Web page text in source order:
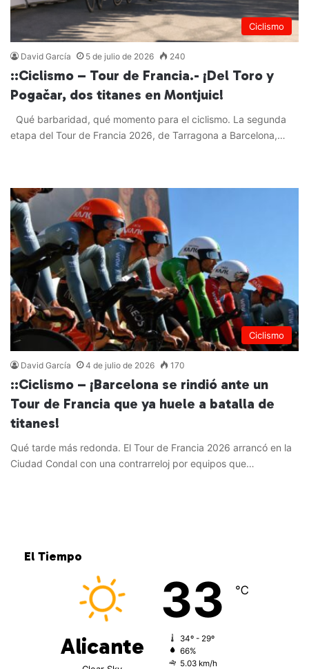
Ciclismo
David García 5 de julio de 2026 240
::Ciclismo – Tour de Francia.- ¡Del Toro y
Pogačar, dos titanes en Montjuic!
Qué barbaridad, qué momento para el ciclismo. La segunda
etapa del Tour de Francia 2026, de Tarragona a Barcelona,…
Ciclismo
David García 4 de julio de 2026 170
::Ciclismo – ¡Barcelona se rindió ante un
Tour de Francia que ya huele a batalla de
titanes!
Qué tarde más redonda. El Tour de Francia 2026 arrancó en la
Ciudad Condal con una contrarreloj por equipos que…
El Tiempo
Alicante
33 ℃
34º - 29º
66%
5.03 km/h